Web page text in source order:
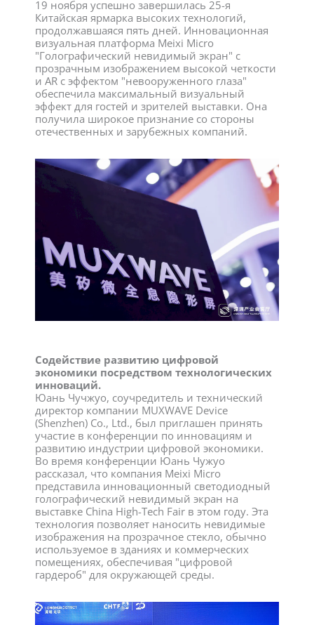
19 ноября успешно завершилась 25-я
Китайская ярмарка высоких технологий,
продолжавшаяся пять дней. Инновационная
визуальная платформа Meixi Micro
"Голографический невидимый экран" с
прозрачным изображением высокой четкости
и AR с эффектом "невооруженного глаза"
обеспечила максимальный визуальный
эффект для гостей и зрителей выставки. Она
получила широкое признание со стороны
отечественных и зарубежных компаний.
Содействие развитию цифровой
экономики посредством технологических
инноваций.
Юань Чучжуо, соучредитель и технический
директор компании MUXWAVE Device
(Shenzhen) Co., Ltd., был приглашен принять
участие в конференции по инновациям и
развитию индустрии цифровой экономики.
Во время конференции Юань Чужуо
рассказал, что компания Meixi Micro
представила инновационный светодиодный
голографический невидимый экран на
выставке China High-Tech Fair в этом году. Эта
технология позволяет наносить невидимые
изображения на прозрачное стекло, обычно
используемое в зданиях и коммерческих
помещениях, обеспечивая "цифровой
гардероб" для окружающей среды.